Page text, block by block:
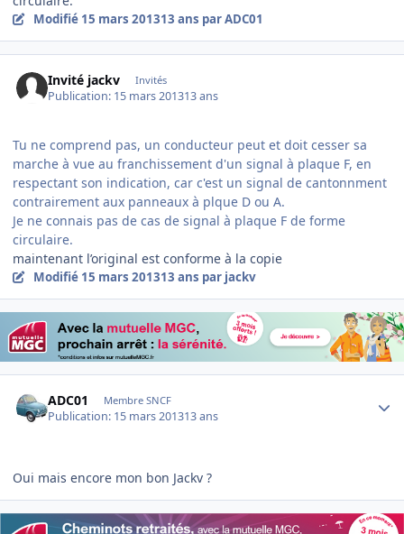
Modifié 15 mars 201313 ans par ADC01
Invité jackv Invités
Publication: 15 mars 201313 ans
Tu ne comprend pas, un conducteur peut et doit cesser sa
marche à vue au franchissement d'un signal à plaque F, en
respectant son indication, car c'est un signal de cantonnment
contrairement aux panneaux à plque D ou A.
Je ne connais pas de cas de signal à plaque F de forme
circulaire.
maintenant l’original est conforme à la copie
Modifié 15 mars 201313 ans par jackv
ADC01 Membre SNCF
Publication: 15 mars 201313 ans
Oui mais encore mon bon Jackv ?